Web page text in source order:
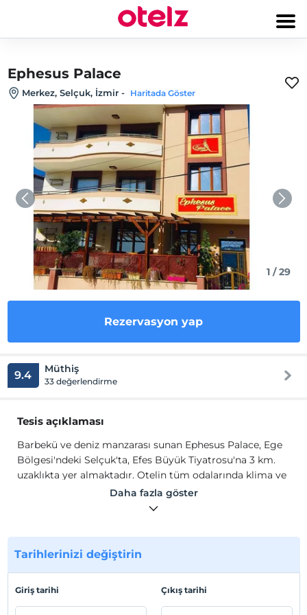
Ephesus Palace
Merkez, Selçuk, İzmir - Haritada Göster
1 /29
Rezervasyon yap
9.4 Müthiş
33 değerlendirme
Tesis açıklaması
Barbekü ve deniz manzarası sunan Ephesus Palace, Ege
Bölgesi'ndeki Selçuk'ta, Efes Büyük Tiyatrosu'na 3 km.
uzaklıkta yer almaktadır. Otelin tüm odalarında klima ve
düz ekran uydu TV vardır. Bazı odalar konukların yoğun
bir günün ardından dinlenebilecekleri oturma alanına
Odaların hepsinde duşlu veya küvetli özel banyo bulunur.
Konukların konforu için bornozlar, terlikle ve ücretsiz
Bölgesi'ndeki Selçuk'ta, Efes Büyük Tiyatrosu'na 3 km
uzaklıkta yer almaktadır. Otelin tüm odalarında klima ve
Daha fazla göster
Tarihlerinizi değiştirin
Giriş tarihi Çıkış tarihi